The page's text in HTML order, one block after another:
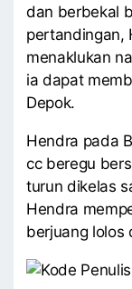
dan berbekal
pertandingan,
menaklukan
ia dapat
Depok.
Hendra pada
cc beregu
turun dikelas
Hendra
berjuang lolos